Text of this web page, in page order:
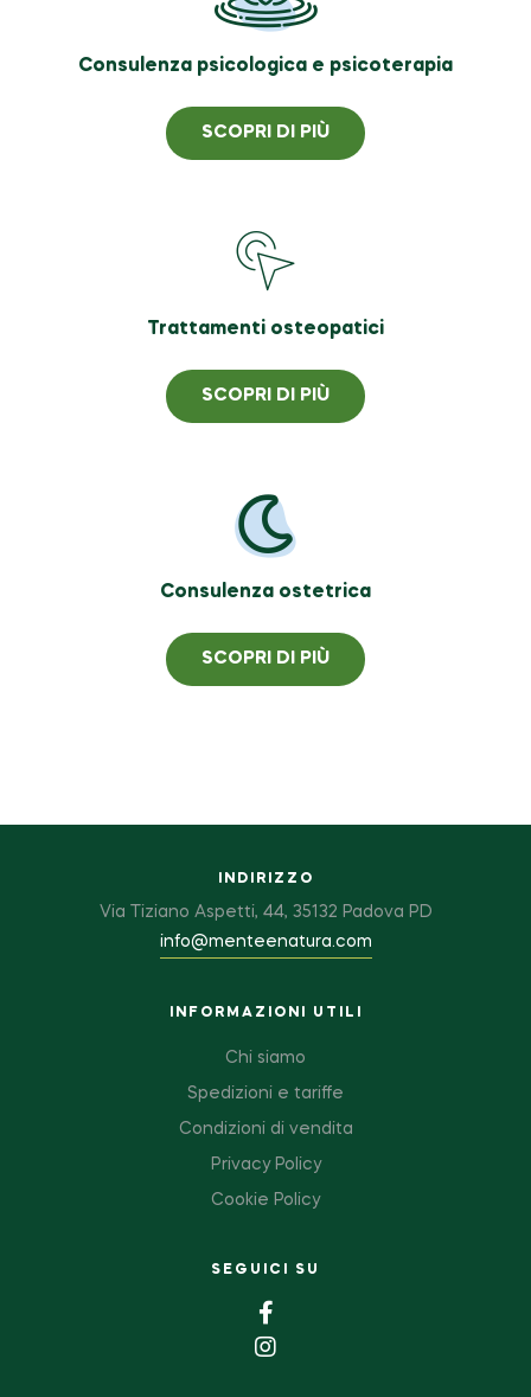
Consulenza psicologica e psicoterapia
SCOPRI DI PIÙ
Trattamenti osteopatici
SCOPRI DI PIÙ
Consulenza ostetrica
SCOPRI DI PIÙ
INDIRIZZO
Via Tiziano Aspetti, 44, 35132 Padova PD
info@menteenatura.com
INFORMAZIONI UTILI
Chi siamo
Spedizioni e tariffe
Condizioni di vendita
Privacy Policy
Cookie Policy
SEGUICI SU